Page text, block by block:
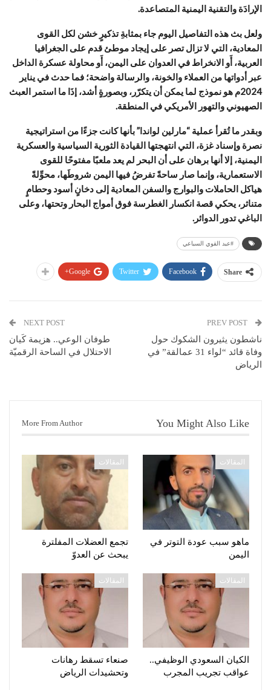
الإرادَة والتقنية اليمنية المتصاعدة.
ولعل بث هذه التفاصيل اليوم جاء بمثابةِ تذكيرٍ خشن لكل القوى
المعادية، التي لا تزال تصر على إيجاد موطئ قدم على الجغرافيا
العربية، أَو الانخراط في العدوان على اليمن، أَو محاولة عسكرة الداخل
عبر أدواتها من العملاء والخونة، والرسالة واضحة؛ فما حدث في يناير
2024م هو نموذج لما يمكن أن يتكرّر، وبصورةٍ أشد، إذَا ما استمر العبث
الصهيوني والتهور الأمريكي في المنطقة.
وبقدر ما تُقرأ عملية “مارلين لواندا” بأنها كانت جزءًا من استراتيجية
نصرة وإسناد غزة، التي انتهجتها القيادة الثورية السياسية والعسكرية
اليمنية، إلا أنها برهان على أن البحر لم يعد ملعبًا مفتوحًا للقوى
الاستعمارية، وإنما صار ساحةً تفرضُ فيها اليمن شروطَها، محوِّلةً
هياكل الحاملات والبوارج والسفن المعادية إلى دخانٍ أسود وحطامٍ
متناثر، يحكي قصة انكسار الغطرسة فوق أمواج البحار وتحتها، وعلى
الباغي تدور الدوائر.
#عبد القوي السباعي
Share
Facebook
Twitter
Google+
ناشطون يثيرون الشكوك حول
وفاة قائد “لواء 31 عمالقة” في
الرياض
NEXT POST
طوفان الوعي.. هزيمة كَيان
الاحتلال في الساحة الرقميّة
You Might Also Like
More From Author
المقالات
ماهو سبب عودة التوتر في
اليمن
المقالات
تجمع العضلات المفلترة
يبحث عن العدوّ
المقالات
الكيان السعودي الوظيفي..
عواقب تجريب المجرب
المقالات
صنعاء تسقط رهانات
وتحشيدات الرياض